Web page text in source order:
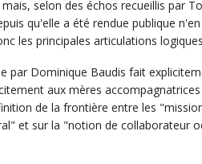
selon des échos recueillis par
qu'elle a été rendue publique
les principales articulations
par Dominique Baudis fait
aux mères
de la frontière entre les
et sur la "notion de collaborateur